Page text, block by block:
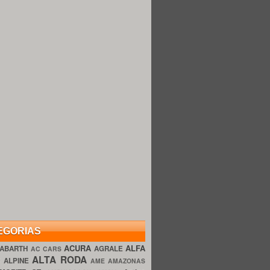
ABARTH AC CARS ACURA AGRALE ALFA
ALPINEALTA RODA AME AMAZONAS